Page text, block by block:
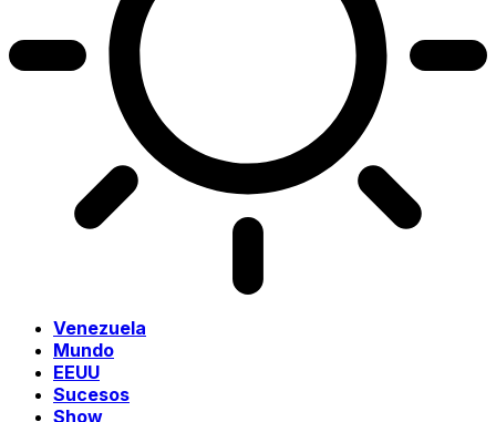
Venezuela
Mundo
EEUU
Sucesos
Show